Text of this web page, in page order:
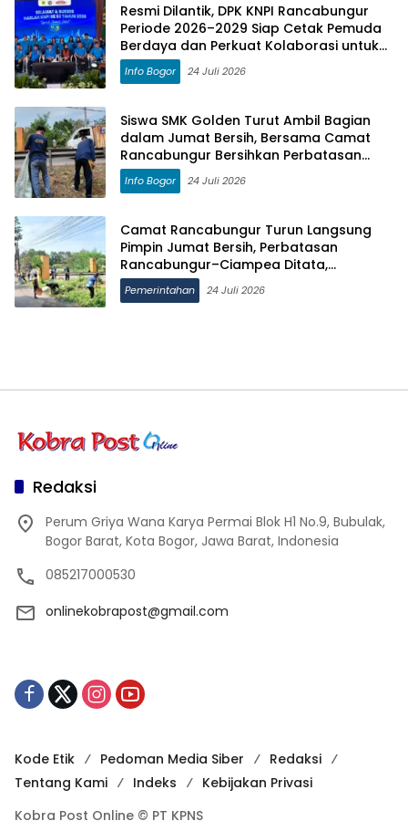
Resmi Dilantik, DPK KNPI Rancabungur
Periode 2026–2029 Siap Cetak Pemuda
Berdaya dan Perkuat Kolaborasi untuk
Kemajuan Daerah
Info Bogor 24 Juli 2026
Siswa SMK Golden Turut Ambil Bagian
dalam Jumat Bersih, Bersama Camat
Rancabungur Bersihkan Perbatasan
Rancabungur–Ciampea
Info Bogor 24 Juli 2026
Camat Rancabungur Turun Langsung
Pimpin Jumat Bersih, Perbatasan
Rancabungur–Ciampea Ditata,
Jembatan Akan Dicat Merah Putih
Pemerintahan 24 Juli 2026
Redaksi
Perum Griya Wana Karya Permai Blok H1 No.9, Bubulak,
Bogor Barat, Kota Bogor, Jawa Barat, Indonesia
085217000530
onlinekobrapost@gmail.com
Kode Etik Pedoman Media Siber
Redaksi
Tentang Kami
Indeks
Kebijakan Privasi
Kobra Post Online © PT KPNS